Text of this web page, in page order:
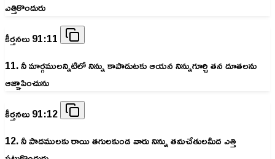
ఎత్తికొందురు
కీర్తనలు 91:11
11. నీ మార్గములన్నిటిలో నిన్ను కాపాడుటకు ఆయన నిన్నుగూర్చి తన దూతలను
ఆజ్ఞాపించును
కీర్తనలు 91:12
12. నీ పాదములకు రాయి తగులకుండ వారు నిన్ను తమచేతులమీద ఎత్తి